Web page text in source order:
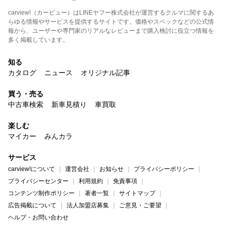
carview!（カービュー）はLINEヤフー株式会社が運営するクルマに関するあ
らゆる情報やサービスを提供するサイトです。価格やスペックなどの公式情
報から、ユーザーや専門家のリアルなレビューまで購入検討に役立つ情報を
多く掲載しています。
知る
カタログ
ニュース オリジナル記事
買う・売る
中古車検索
新車見積り 車買取
楽しむ
マイカー
みんカラ
サービス
carview!について 運営会社 お知らせ
プライバシーポリシー
プライバシーセンター
利用規約
免責事項
コンテンツ制作ポリシー
著者一覧
サイトマップ
広告掲載について
法人加盟店募集
ご意見・ご要望
ヘルプ・お問い合わせ